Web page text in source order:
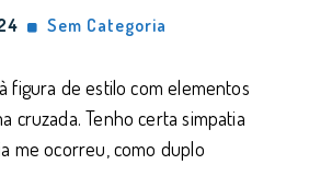
Sem Categoria
figura de estilo com elementos
cruzada. Tenho certa simpatia
me ocorreu, como duplo